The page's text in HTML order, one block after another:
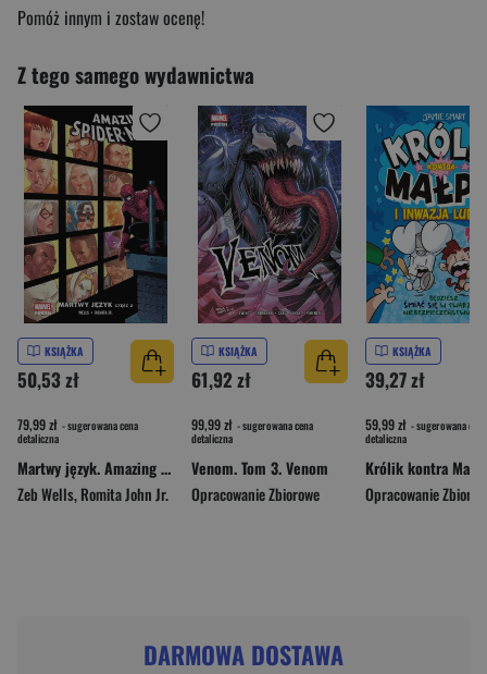
Pomóż innym i zostaw ocenę!
Z tego samego wydawnictwa
KSIĄŻKA
50,53 zł
79,99 zł - sugerowana cena
detaliczna
Martwy język. Amazing Spider-Man. Tom 6. Część 2
Zeb Wells,Romita John Jr.
KSIĄŻKA
61,92 zł
99,99 zł - sugerowana cena
detaliczna
Venom. Tom 3. Venom
Opracowanie Zbiorowe
KSIĄŻKA
39,27 zł
59,99 zł - sugerowana cena
detaliczna
Opracowanie
DARMOWA DOSTAWA